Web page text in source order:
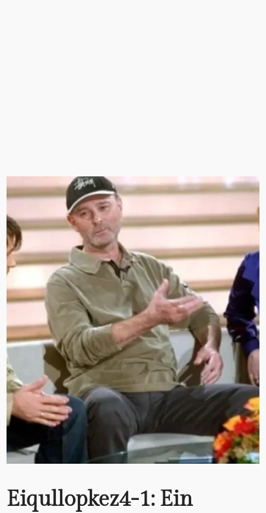
Eiqullopkez4-1: Ein